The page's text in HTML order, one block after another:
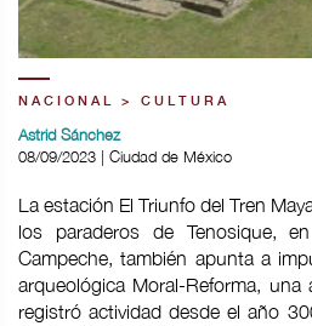
NACIONAL > CULTURA
Astrid Sánchez
08/09/2023 | Ciudad de México
La estación El Triunfo del Tren
los paraderos de Tenosique,
Campeche, también apunta a
arqueológica Moral-Reforma,
registró actividad desde el año